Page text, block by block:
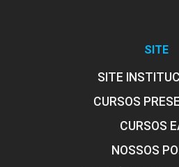
SITE
SITE
CURSOS
CURSOS
NOSSOS